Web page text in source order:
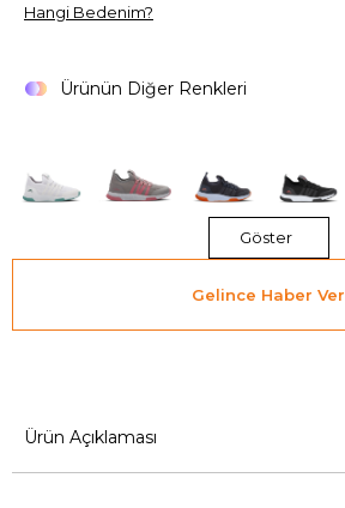
Hangi Bedenim?
Ürünün Diğer Renkleri
Göster
Gelince Haber Ver
Ürün Açıklaması